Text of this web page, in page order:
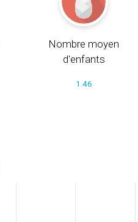
Nombre moyen
d'enfants
1.46